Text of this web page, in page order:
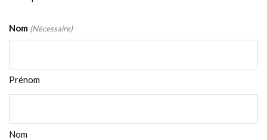
Nom (Nécessaire)
Prénom
Nom